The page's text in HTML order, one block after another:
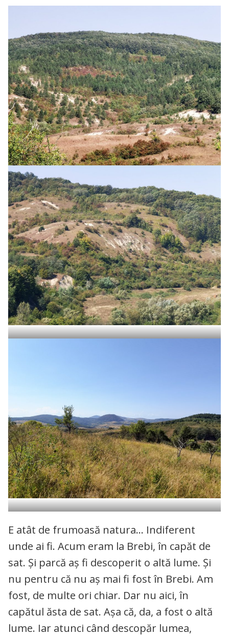
E atât de frumoasă natura… Indiferent
unde ai fi. Acum eram la Brebi, în capăt de
sat. Și parcă aș fi descoperit o altă lume. Și
nu pentru că nu aș mai fi fost în Brebi. Am
fost, de multe ori chiar. Dar nu aici, în
capătul ăsta de sat. Așa că, da, a fost o altă
lume. Iar atunci când descopăr lumea,